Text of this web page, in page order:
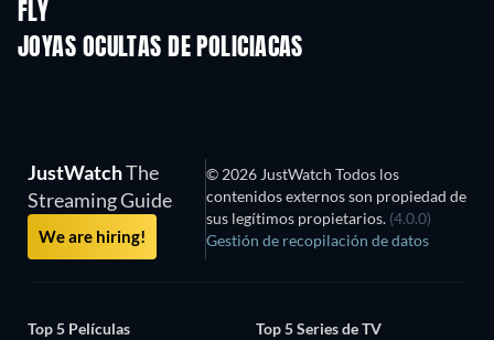
FLY
JOYAS OCULTAS DE POLICIACAS
JustWatchThe
Streaming Guide
We are hiring!
© 2026 JustWatch Todos los
contenidos externos son propiedad de
sus legítimos propietarios. (4.0.0)
Gestión de recopilación de datos
Top 5 Películas
Top 5 Series de TV